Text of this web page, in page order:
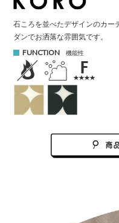
石ころを並べたデザインのカー
ダンでお洒落な雰囲気です。
FUNCTION
機能性